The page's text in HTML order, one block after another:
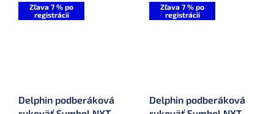
manipulácii s podberákom.
pre flexibilnú dĺžku a
bezpečné...
Zľava 7 % po
registrácii
Delphin podberáková
Zľava 7 % po
registrácii
Delphin podberáková